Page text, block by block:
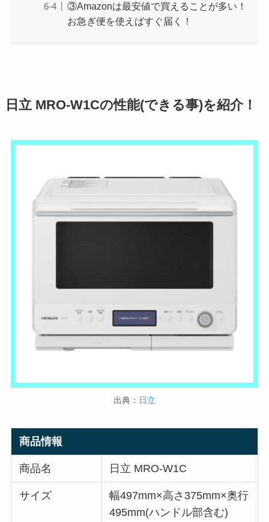
③Amazonは最安値で買えることが多い！
お急ぎ便を使えばすぐ届く！
日立 MRO-W1Cの性能(できる事)を紹介！
出典： 日立
商品情報
商品名 日立 MRO-W1C
サイズ
幅497mm×高さ375mm×奥行
495mm(ハンドル部含む)